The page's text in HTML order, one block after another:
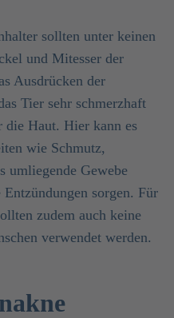
sollten unter keinen
und Mitesser der
Ausdrücken der
Tier sehr schmerzhaft
die Haut. Hier kann es
wie Schmutz,
umliegende Gewebe
sorgen. Für
zudem auch keine
verwendet werden.